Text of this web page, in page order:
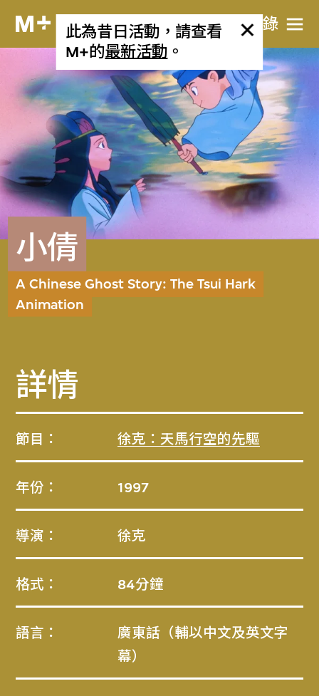
目​錄
此為昔日活動，請查看
M+的最新活動 。
小倩
A Chinese Ghost Story: The Tsui Hark
Animation
詳情
節目： 徐克：天馬行空的先驅
年份： 1997
導演： 徐克
格式： 84分鐘
語言：
廣東話（輔以中文及英文字
幕）